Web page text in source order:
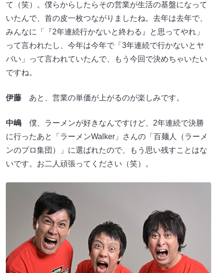
て（笑）。僕らからしたらその営業が生活の基盤になって
いたんで、首の皮一枚つながりましたね。去年は去年で、
みんなに「『2年連続行かないと終わる』と思ってやれ」
って言われたし、今年は今年で「3年連続で行かないとヤ
バい」って言われていたんで、もう今回で決めちゃいたい
ですね。
伊藤 あと、営業の単価が上がるのが楽しみです。
中嶋 僕、ラーメンが好きなんですけど、2年連続で決勝
に行ったあと「ラーメンWalker」さんの「百麺人（ラーメ
ンのプロ集団）」に選ばれたので、もう思い残すことはな
いです。お二人頑張ってください（笑）。